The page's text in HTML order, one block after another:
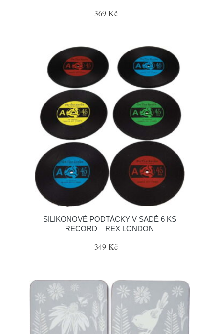
369 Kč
SILIKONOVÉ PODTÁCKY V SADĚ 6 KS
RECORD – REX LONDON
349 Kč